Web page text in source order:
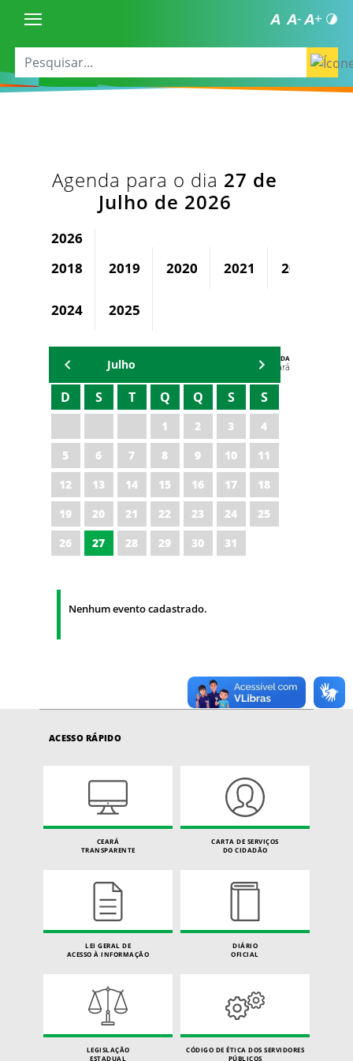
Agenda para o dia 27 de
Julho de 2026
2026
2018
2019 2020 2021 2022
2024 2025
AGENDA
Polícia Militar do Ceará
Julho
D S T Q Q S S
1 2 3
4
5
6 7 8 9 10
11
12
13 14 15 16 17
18
19
20 21 22 23 24
25
26
27 28 29 30 31
Nenhum evento cadastrado.
ACESSO RÁPIDO
CEARÁ
TRANSPARENTE
CARTA DE SERVIÇOS
DO CIDADÃO
LEI GERAL DE
ACESSO À INFORMAÇÃO
DIÁRIO
OFICIAL
LEGISLAÇÃO
ESTADUAL
CÓDIGO DE ÉTICA DOS SERVIDORES
PÚBLICOS